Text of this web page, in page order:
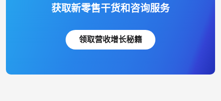
获取新零售干货和咨询服务
领取营收增长秘籍